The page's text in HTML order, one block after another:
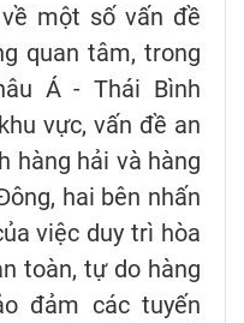
một số vấn đề
quan tâm, trong
Á - Thái Bình
vực, vấn đề an
hàng hải và hàng
hai bên nhấn
việc duy trì hòa
toàn, tự do hàng
đảm các tuyến